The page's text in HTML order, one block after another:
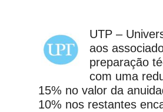
UTP –
aos
preparação
com uma
15% no valor da
10% nos restantes